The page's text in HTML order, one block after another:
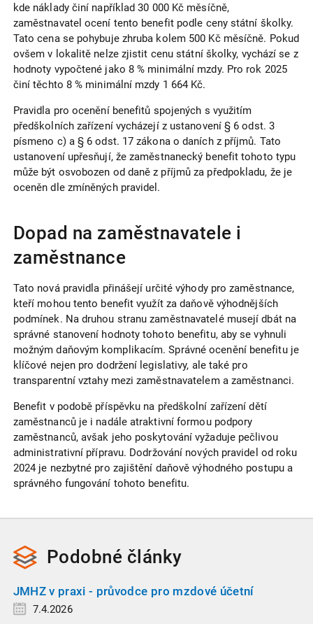
kde náklady činí například 30 000 Kč měsíčně,
zaměstnavatel ocení tento benefit podle ceny státní školky.
Tato cena se pohybuje zhruba kolem 500 Kč měsíčně. Pokud
ovšem v lokalitě nelze zjistit cenu státní školky, vychází se z
hodnoty vypočtené jako 8 % minimální mzdy. Pro rok 2025
činí těchto 8 % minimální mzdy 1 664 Kč.
Pravidla pro ocenění benefitů spojených s využitím
předškolních zařízení vycházejí z ustanovení § 6 odst. 3
písmeno c) a § 6 odst. 17 zákona o daních z příjmů. Tato
ustanovení upřesňují, že zaměstnanecký benefit tohoto typu
může být osvobozen od daně z příjmů za předpokladu, že je
oceněn dle zmíněných pravidel.
Dopad na zaměstnavatele i
zaměstnance
Tato nová pravidla přinášejí určité výhody pro zaměstnance,
kteří mohou tento benefit využít za daňově výhodnějších
podmínek. Na druhou stranu zaměstnavatelé musejí dbát na
správné stanovení hodnoty tohoto benefitu, aby se vyhnuli
možným daňovým komplikacím. Správné ocenění benefitu je
klíčové nejen pro dodržení legislativy, ale také pro
transparentní vztahy mezi zaměstnavatelem a zaměstnanci.
Benefit v podobě příspěvku na předškolní zařízení dětí
zaměstnanců je i nadále atraktivní formou podpory
zaměstnanců, avšak jeho poskytování vyžaduje pečlivou
administrativní přípravu. Dodržování nových pravidel od roku
2024 je nezbytné pro zajištění daňově výhodného postupu a
správného fungování tohoto benefitu.
Podobné články
JMHZ v praxi - průvodce pro mzdové účetní
7.4.2026